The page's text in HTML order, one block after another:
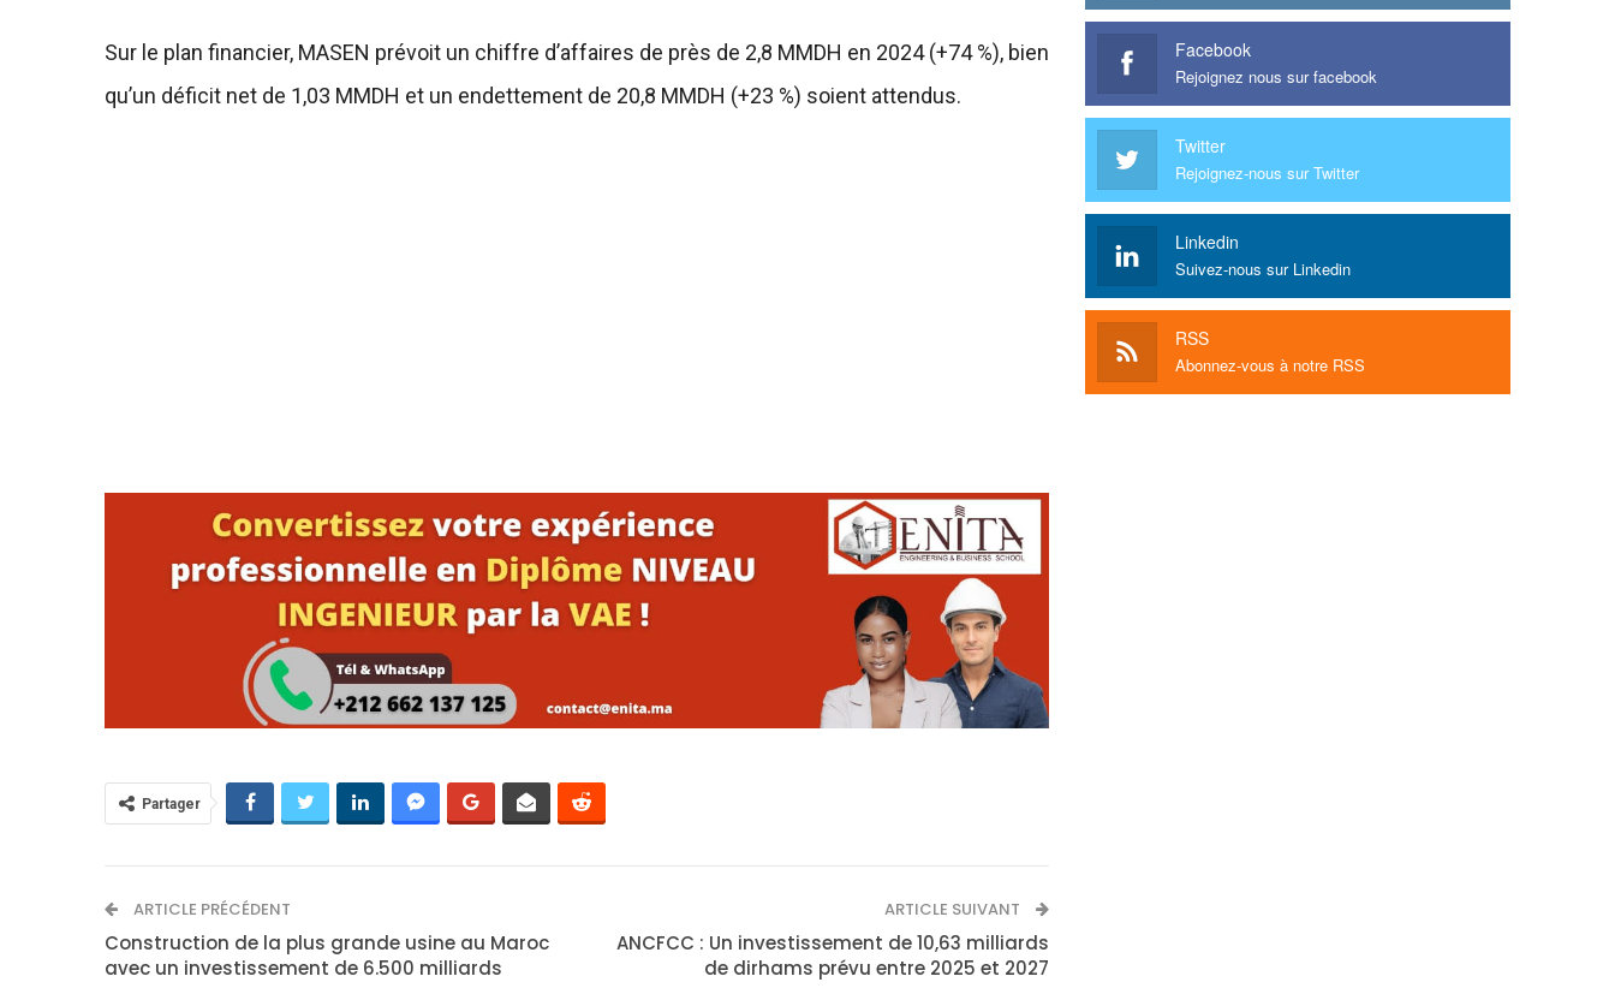
Sur le plan financier, MASEN prévoit un chiffre d’affaires de près de 2,8 MMDH en 2024 (+74 %), bien
qu’un déficit net de 1,03 MMDH et un endettement de 20,8 MMDH (+23 %) soient attendus.
Partager
ARTICLE PRÉCÉDENT
Construction de la plus grande usine au Maroc
avec un investissement de 6.500 milliards
ARTICLE SUIVANT
ANCFCC : Un investissement de 10,63 milliards
de dirhams prévu entre 2025 et 2027
Facebook
Rejoignez nous sur facebook
Twitter
Rejoignez-nous sur Twitter
Linkedin
Suivez-nous sur Linkedin
RSS
Abonnez-vous à notre RSS